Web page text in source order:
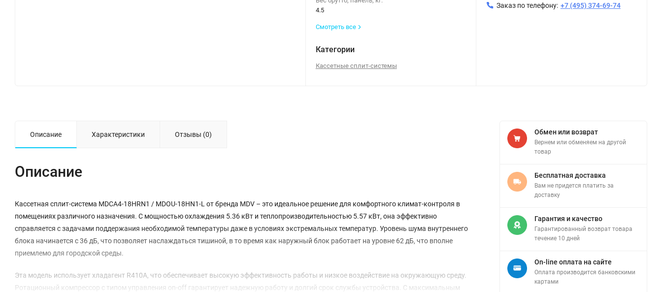
4.5
Смотреть все
Категории
Кассетные сплит-системы
Заказ по телефону: +7 (495) 374-69-74
Описание Характеристики Отзывы (0)
Описание
Кассетная сплит-система MDCA4-18HRN1 / MDOU-18HN1-L от бренда MDV – это идеальное решение для комфортного климат-контроля в
помещениях различного назначения. С мощностью охлаждения 5.36 кВт и теплопроизводительностью 5.57 кВт, она эффективно
справляется с задачами поддержания необходимой температуры даже в условиях экстремальных температур. Уровень шума внутреннего
блока начинается с 36 дБ, что позволяет наслаждаться тишиной, в то время как наружный блок работает на уровне 62 дБ, что вполне
приемлемо для городской среды.
Эта модель использует хладагент R410A, что обеспечивает высокую эффективность работы и низкое воздействие на окружающую среду.
Ротационный компрессор с типом управления on-off гарантирует надежную работу и долгий срок службы устройства. С максимальным
Обмен или возврат
Вернем или обменяем на другой
товар
Бесплатная доставка
Вам не придется платить за
доставку
Гарантия и качество
Гарантированный возврат товара
течение 10 дней
On-line оплата на сайте
Оплата производится банковскими
картами